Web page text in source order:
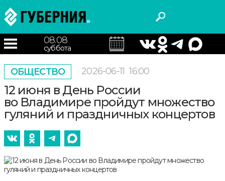
08.08
суббота
ОБЩЕСТВО 2026-06-11 16:00
12 июня в День России
во Владимире пройдут множество
гуляний и праздничных концертов